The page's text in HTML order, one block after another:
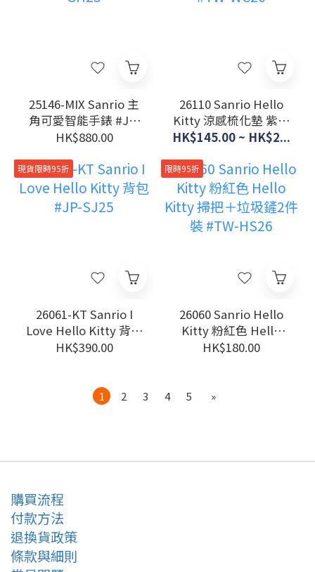
25146-MIX Sanrio 主
角可愛智能手錶 #JP-
GH25
HK$880.00
26110 Sanrio Hello
Kitty 涼感梳化墊 紫色
#TW-WC26
HK$145.00 ~ HK$2...
現貨限時95折
26061-KT Sanrio I
Love Hello Kitty 背包
#JP-SJ25
HK$390.00
限時95折
26060 Sanrio Hello
Kitty 粉紅色 Hello
Kitty 掃把＋垃圾鏟2
HK$180.00
1 2 3 4 5 »
購買流程
付款方法
退換貨政策
條款與細則